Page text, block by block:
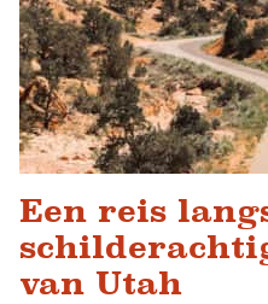
Een reis
van Utah